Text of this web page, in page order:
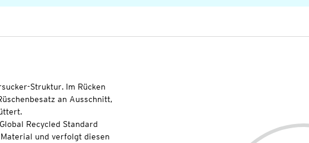
Struktur. Im Rücken
an Ausschnitt,
Recycled Standard
und verfolgt diesen